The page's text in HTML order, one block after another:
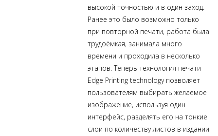
высокой точностью и в один заход.
Ранее это было возможно только
при повторной печати, работа была
трудоёмкая, занимала много
времени и проходила в несколько
этапов. Теперь технология печати
Edge Printing technology позволяет
пользователям выбирать желаемое
изображение, используя один
интерфейс, разделять его на тонкие
слои по количеству листов в издании